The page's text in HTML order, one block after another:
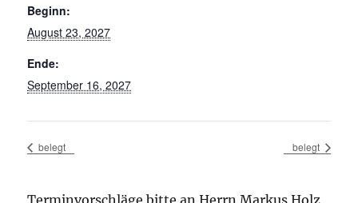
Beginn:
August 23, 2027
Ende:
September 16, 2027
belegt belegt
Terminvorschläge bitte an Herrn Markus Holz